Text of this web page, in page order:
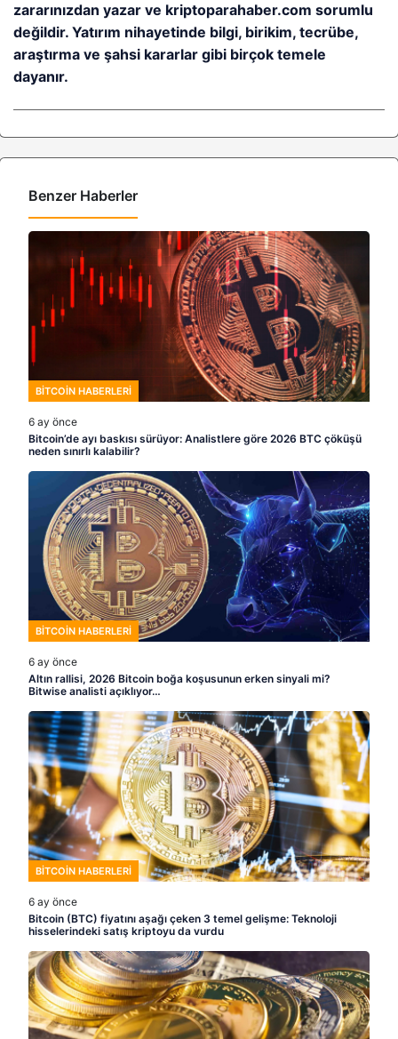
zararınızdan yazar ve kriptoparahaber.com sorumlu
değildir. Yatırım nihayetinde bilgi, birikim, tecrübe,
araştırma ve şahsi kararlar gibi birçok temele
dayanır.
Benzer Haberler
BITCOIN HABERLERI
6 ay önce
Bitcoin’de ayı baskısı sürüyor: Analistlere göre 2026 BTC çöküşü
neden sınırlı kalabilir?
BITCOIN HABERLERI
6 ay önce
Altın rallisi, 2026 Bitcoin boğa koşusunun erken sinyali mi?
Bitwise analisti açıklıyor…
BITCOIN HABERLERI
6 ay önce
Bitcoin (BTC) fiyatını aşağı çeken 3 temel gelişme: Teknoloji
hisselerindeki satış kriptoyu da vurdu